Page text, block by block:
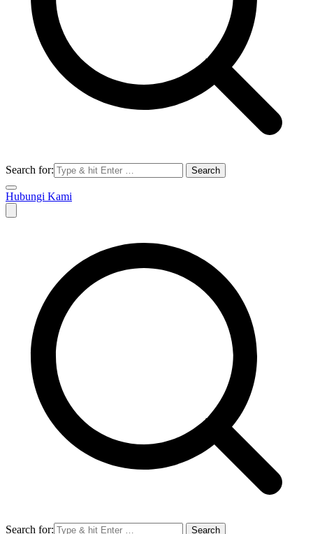
Search for:
Hubungi Kami
Search for: